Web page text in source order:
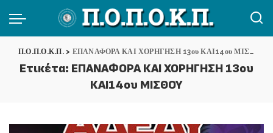
Π.Ο.Π.Ο.Κ.Π.> ΕΠΑΝΑΦΟΡΑ ΚΑΙ ΧΟΡΗΓΗΣΗ 13ου ΚΑΙ14ου ΜΙΣΘΟΥ
Ετικέτα: ΕΠΑΝΑΦΟΡΑ ΚΑΙ ΧΟΡΗΓΗΣΗ 13ου
ΚΑΙ14ου ΜΙΣΘΟΥ